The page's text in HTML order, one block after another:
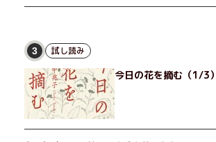
3 試し読み
今日の花を摘む（1/3）